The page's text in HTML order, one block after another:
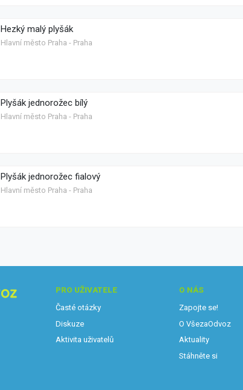
Hezký malý plyšák
Hlavní město Praha - Praha
Plyšák jednorožec bílý
Hlavní město Praha - Praha
Plyšák jednorožec fialový
Hlavní město Praha - Praha
PRO UŽIVATELE
Časté otázky
Diskuze
Aktivita uživatelů
O NÁS
Zapojte se!
O VšezaOdvoz
Aktuality
Stáhněte si